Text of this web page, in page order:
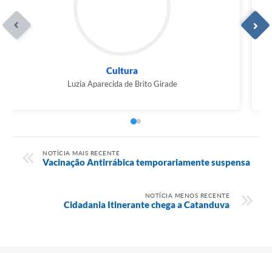
Cultura
Luzia Aparecida de Brito Girade
NOTÍCIA MAIS RECENTE
Vacinação Antirrábica temporariamente suspensa
NOTÍCIA MENOS RECENTE
Cidadania Itinerante chega a Catanduva